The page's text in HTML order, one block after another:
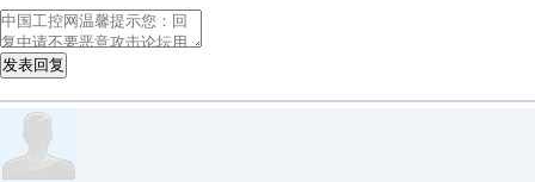
发表回复